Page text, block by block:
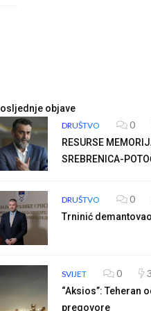
objave
DRUŠTVO 0
RESURSE
SREBRENICA-
DRUŠTVO 0
Trninić
SVIJET 0
“Aksios”: Teheran
pregovore